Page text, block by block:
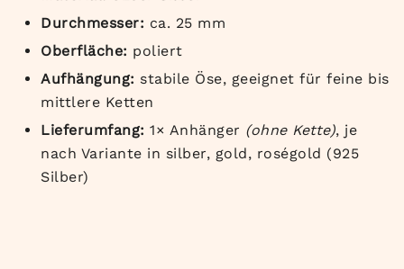
Durchmesser: ca. 25 mm
Oberfläche: poliert
Aufhängung: stabile Öse, geeignet für feine bis
mittlere Ketten
Lieferumfang: 1× Anhänger (ohne Kette), je
nach Variante in silber, gold, roségold (925
Silber)